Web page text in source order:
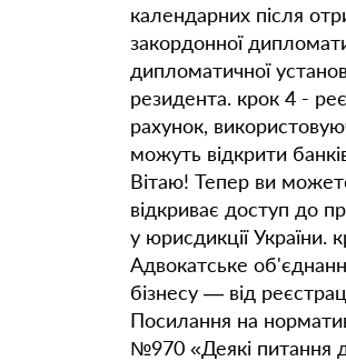
календарних після
закордонної
дипломатичної
резидента. крок 4 -
рахунок,
можуть відкрити
Вітаю! Тепер ви
відкриває доступ до
у юрисдикції
Адвокатське
бізнесу — від
Посилання на
№970 «Деякі питання